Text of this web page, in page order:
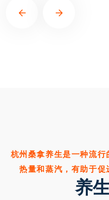
杭州桑拿养生是一种流
热量和蒸汽，有助于促
养